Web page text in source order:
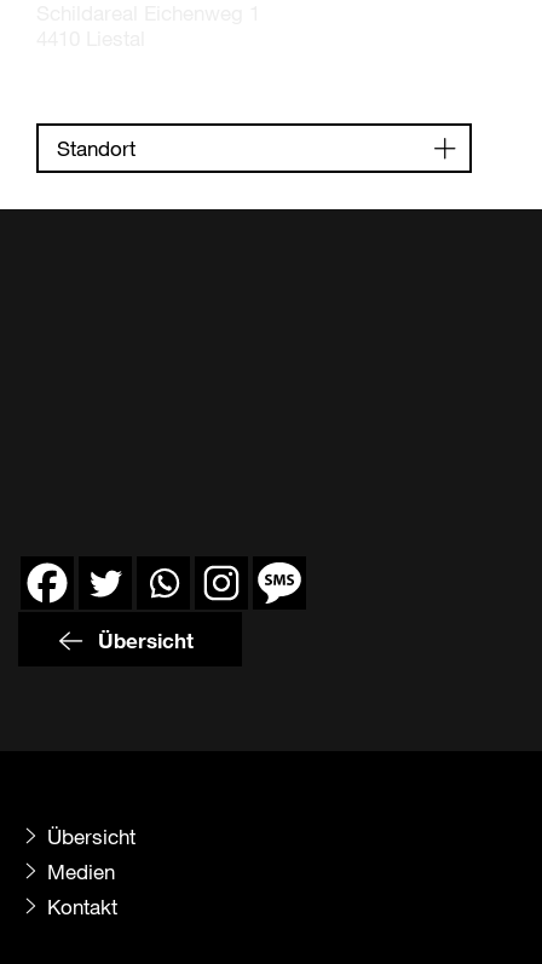
Standort
Übersicht
Übersicht
Medien
Kontakt